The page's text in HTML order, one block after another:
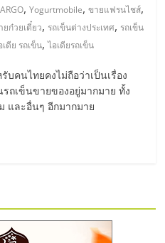
,Yogurtmobile,ขายแฟรนไชส์,
ยก๋วยเตี๋ยว, รถเข็นต่างประเทศ, รถเข็น
เดีย รถเข็น,ไอเดียรถเข็น
คนไทยคงไม่ถือว่าเป็นเรื่อง
ถเข็นขายของอยู่มากมาย ทั้ง
และอื่นๆ อีกมากมาย